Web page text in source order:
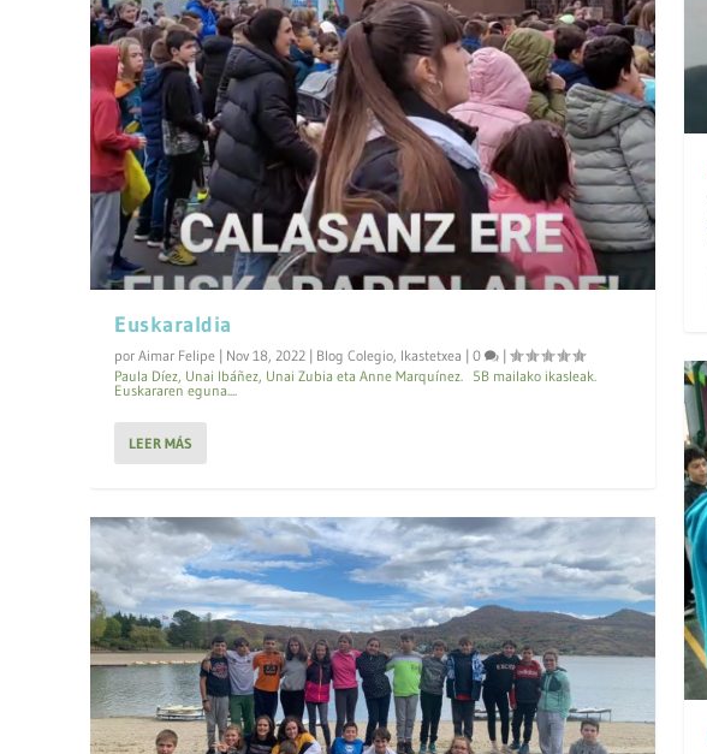
Euskaraldia
por Aimar Felipe | Nov 18, 2022 | Blog Colegio Ikastetxea | 0
|
Paula Díez, Unai Ibáñez, Unai Zubia eta Anne Marquínez. 5B mailako ikasleak.
Euskararen eguna....
LEER MÁS